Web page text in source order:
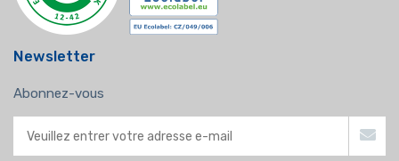
Newsletter
Abonnez-vous